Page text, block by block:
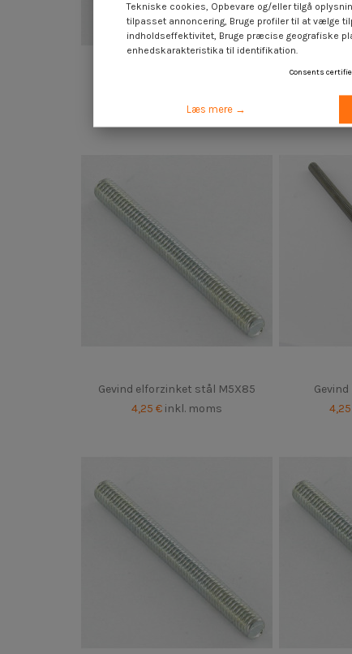
inkl. moms
Gevind elforzinket stål M5X85
4,25 € inkl. moms
Tekniske cookies, Opbevare og/eller tilgå
tilpasset annoncering, Bruge profiler til at vælge
indholdseffektivitet, Bruge præcise geografiske
enhedskarakteristika til identifikation.
Consents
Læs mere →